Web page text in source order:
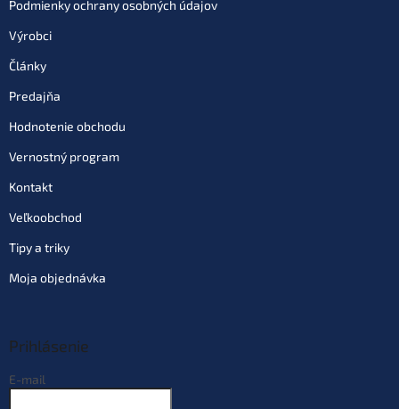
Podmienky ochrany osobných údajov
Výrobci
Články
Predajňa
Hodnotenie obchodu
Vernostný program
Kontakt
Veľkoobchod
Tipy a triky
Moja objednávka
Prihlásenie
E-mail